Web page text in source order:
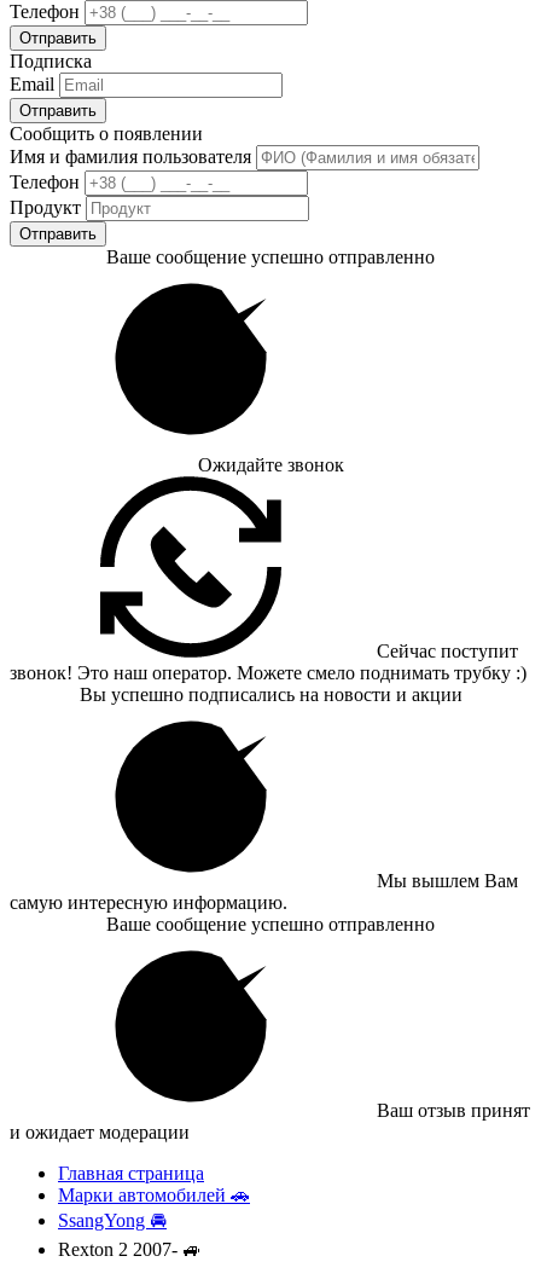
Телефон
Отправить
Подписка
Email
Отправить
Сообщить о появлении
Имя и фамилия пользователя
Телефон
Продукт
Отправить
Ваше сообщение успешно отправленно
Ожидайте звонок
Сейчас поступит
звонок! Это наш оператор. Можете смело поднимать трубку :)
Вы успешно подписались на новости и акции
Мы вышлем Вам
самую интересную информацию.
Ваше сообщение успешно отправленно
Ваш отзыв принят
и ожидает модерации
Главная страница
Марки автомобилей 🚗
SsangYong 🚘
Rexton 2 2007- 🚙